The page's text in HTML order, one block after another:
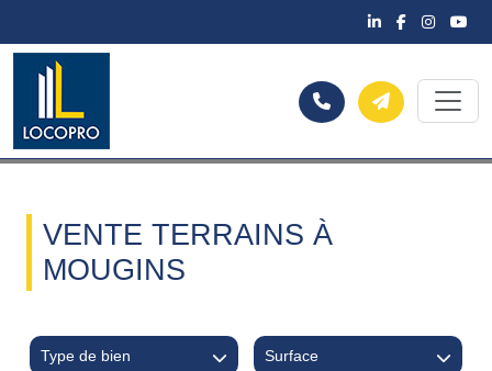
VENTE TERRAINS À
MOUGINS
Type de bien Surface